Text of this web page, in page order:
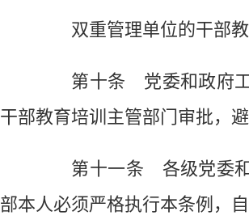
双重管理单位的干部教
第十条 党委和政府工
干部教育培训主管部门审批，
第十一条 各级党委和
部本人必须严格执行本条例，